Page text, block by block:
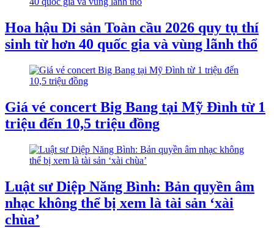
Hoa hậu Di sản Toàn cầu 2026 quy tụ thí
sinh từ hơn 40 quốc gia và vùng lãnh thổ
Giá vé concert Big Bang tại Mỹ Đình từ 1
triệu đến 10,5 triệu đồng
Luật sư Diệp Năng Bình: Bản quyền âm
nhạc không thể bị xem là tài sản ‘xài
chùa’